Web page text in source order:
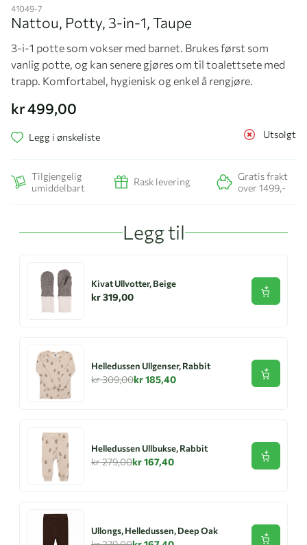
41049-7
Nattou, Potty, 3-in-1, Taupe
3-i-1 potte som vokser med barnet. Brukes først som
vanlig potte, og kan senere gjøres om til toalettsete med
trapp. Komfortabel, hygienisk og enkel å rengjøre.
kr 499,00
Utsolgt
Legg i ønskeliste
Tilgjengelig
umiddelbart
Rask levering
Gratis frakt
over 1499,-
Legg til
Kivat Ullvotter, Beige
kr 319,00 Se
Helledussen Ullgenser, Rabbit
kr 309,00kr 185,40 Se
Helledussen Ullbukse, Rabbit
kr 279,00kr 167,40 Se
Ullongs, Helledussen, Deep Oak
Se